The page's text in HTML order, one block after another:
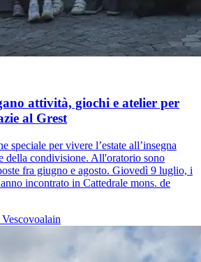
attività, giochi e atelier per
al Grest
speciale per vivere l’estate all’insegna
della condivisione. All'oratorio sono
fra giugno e agosto. Giovedì 9 luglio, i
incontrato in Cattedrale mons. de
Vescovoalain